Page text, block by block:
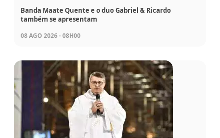
Banda Maate Quente e o duo Gabriel & Ricardo
também se apresentam
08 AGO 2026 - 08H00